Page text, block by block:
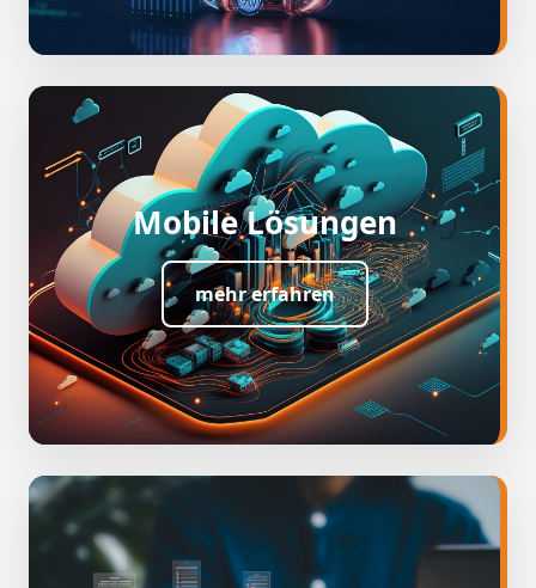
Mobile Lösungen
mehr erfahren